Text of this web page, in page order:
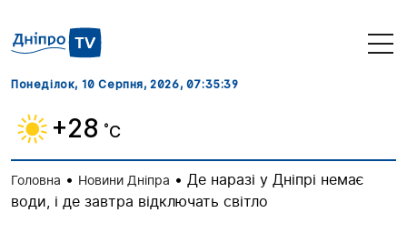
Понеділок, 10 Серпня, 2026, 07:35:40
+28 ˚C
Головна • Новини Дніпра • Де наразі у Дніпрі немає
води, і де завтра відключать світло